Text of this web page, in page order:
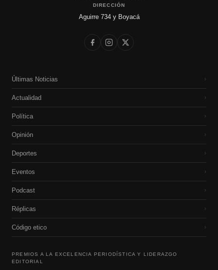
DIRECCIÓN
Aguirre 734 y Boyacá
Últimas Noticias ›
Actualidad ›
Política ›
Opinión ›
Deportes ›
Eventos ›
Podcast ›
Réplicas ›
Código etico ›
PREMIOS A LA EXCELENCIA PERIODÍSTICA Y LIDERAZGO
EDITORIAL